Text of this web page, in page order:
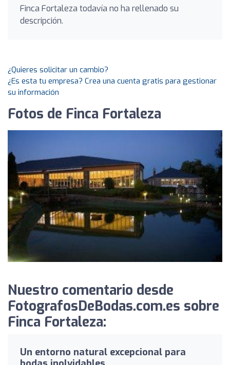
Finca Fortaleza todavía no ha rellenado su
descripción.
¿Quieres solicitar un cambio?
¿Es esta tu empresa? Crea una cuenta gratis para gestionar
su información
Fotos de Finca Fortaleza
Nuestro comentario desde
FotografosDeBodas.com.es sobre
Finca Fortaleza:
Un entorno natural excepcional para